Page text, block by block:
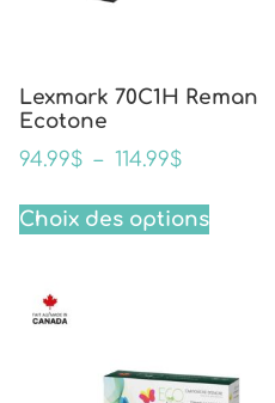
Lexmark 70C1H Reman
Ecotone
94.99$ – 114.99$
Choix des options